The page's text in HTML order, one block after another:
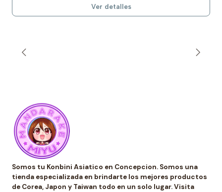
Ver detalles
Somos tu Konbini Asiatico en Concepcion. Somos una
tienda especializada en brindarte los mejores productos
de Corea, Japon y Taiwan todo en un solo lugar. Visita